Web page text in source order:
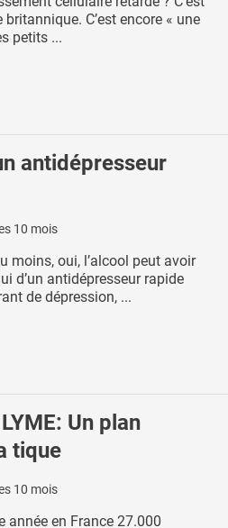
britannique. C’est encore « une
petits ...
antidépresseur
10 mois
moins, oui, l’alcool peut avoir
d’un antidépresseur rapide
de dépression, ...
Un plan
tique
10 mois
année en France 27.000